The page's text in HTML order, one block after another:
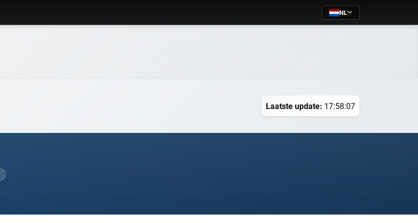
NL
Laatste update: 17:58:07